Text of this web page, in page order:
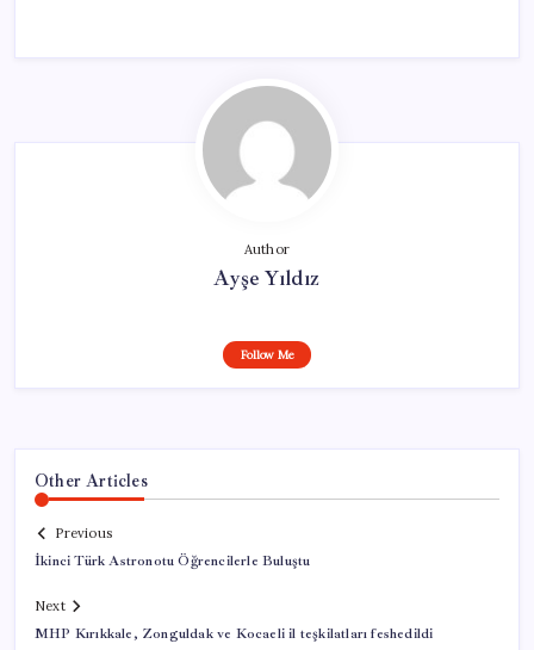
Author
Ayşe Yıldız
Follow Me
Other Articles
Previous
İkinci Türk Astronotu Öğrencilerle Buluştu
Next
MHP Kırıkkale, Zonguldak ve Kocaeli il teşkilatları feshedildi